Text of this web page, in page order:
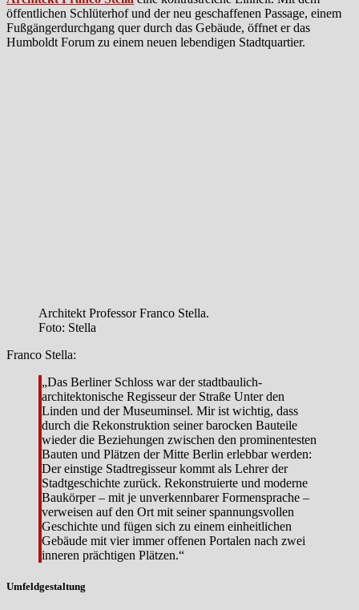
öffentlichen Schlüterhof und der neu geschaffenen Passage, einem
Fußgängerdurchgang quer durch das Gebäude, öffnet er das
Humboldt Forum zu einem neuen lebendigen Stadtquartier.
Architekt Professor Franco Stella.
Foto: Stella
Franco Stella:
„Das Berliner Schloss war der stadtbaulich-
architektonische Regisseur der Straße Unter den
Linden und der Museuminsel. Mir ist wichtig, dass
durch die Rekonstruktion seiner barocken Bauteile
wieder die Beziehungen zwischen den prominentesten
Bauten und Plätzen der Mitte Berlin erlebbar werden:
Der einstige Stadtregisseur kommt als Lehrer der
Stadtgeschichte zurück. Rekonstruierte und moderne
Baukörper – mit je unverkennbarer Formensprache –
verweisen auf den Ort mit seiner spannungsvollen
Geschichte und fügen sich zu einem einheitlichen
Gebäude mit vier immer offenen Portalen nach zwei
inneren prächtigen Plätzen.“
Umfeldgestaltung